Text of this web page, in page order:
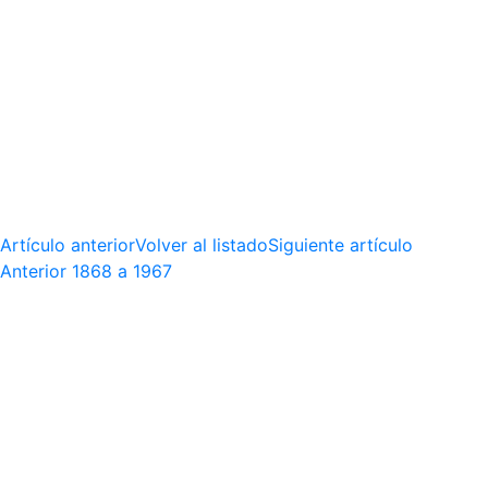
Artículo anteriorVolver al listadoSiguiente artículo
Anterior 1868 a 1967